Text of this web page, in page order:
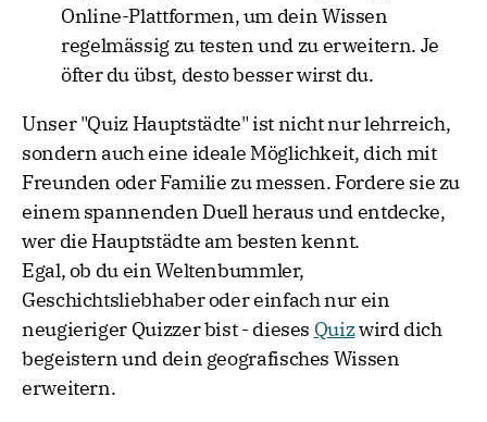
Online-Plattformen, um dein Wissen
regelmässig zu testen und zu erweitern. Je
öfter du übst, desto besser wirst du.
Unser "Quiz Hauptstädte" ist nicht nur lehrreich,
sondern auch eine ideale Möglichkeit, dich mit
Freunden oder Familie zu messen. Fordere sie zu
einem spannenden Duell heraus und entdecke,
wer die Hauptstädte am besten kennt.
Egal, ob du ein Weltenbummler,
Geschichtsliebhaber oder einfach nur ein
neugieriger Quizzer bist - dieses Quizwird dich
begeistern und dein geografisches Wissen
erweitern.